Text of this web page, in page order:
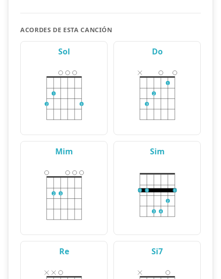
ACORDES DE ESTA CANCIÓN
Sol
2
1
3
Do
3
2
1
Mim
2 3
Sim
1 1
3 4
2
1
Re Si7